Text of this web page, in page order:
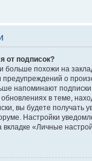
от подписок?
больше похожи на
предупреждений о
напоминают
в теме,
вы будете получать
Настройки
«Личные